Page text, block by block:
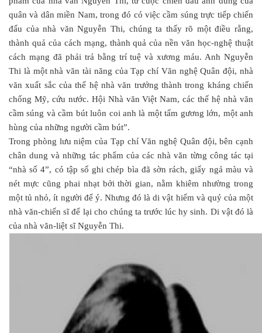
quân và dân miền Nam, trong đó có việc cầm súng trực tiếp chiến
đấu của nhà văn Nguyễn Thi, chúng ta thấy rõ một điều rằng,
thành quả của cách mạng, thành quả của nền văn học-nghệ thuật
cách mạng đã phải trả bằng trí tuệ và xương máu. Anh Nguyễn
Thi là một nhà văn tài năng của Tạp chí Văn nghệ Quân đội, nhà
văn xuất sắc của thế hệ nhà văn trưởng thành trong kháng chiến
chống Mỹ, cứu nước. Hội Nhà văn Việt Nam, các thế hệ nhà văn
cầm súng và cầm bút luôn coi anh là một tấm gương lớn, một anh
hùng của những người cầm bút”.
Trong phòng lưu niệm của Tạp chí Văn nghệ Quân đội, bên cạnh
chân dung và những tác phẩm của các nhà văn từng công tác tại
“nhà số 4”, có tập sổ ghi chép bìa đã sờn rách, giấy ngả màu và
nét mực cũng phai nhạt bởi thời gian, nằm khiêm nhường trong
một tủ nhỏ, ít người để ý. Nhưng đó là di vật hiếm và quý của một
nhà văn-chiến sĩ để lại cho chúng ta trước lúc hy sinh. Di vật đó là
của nhà văn-liệt sĩ Nguyễn Thi.